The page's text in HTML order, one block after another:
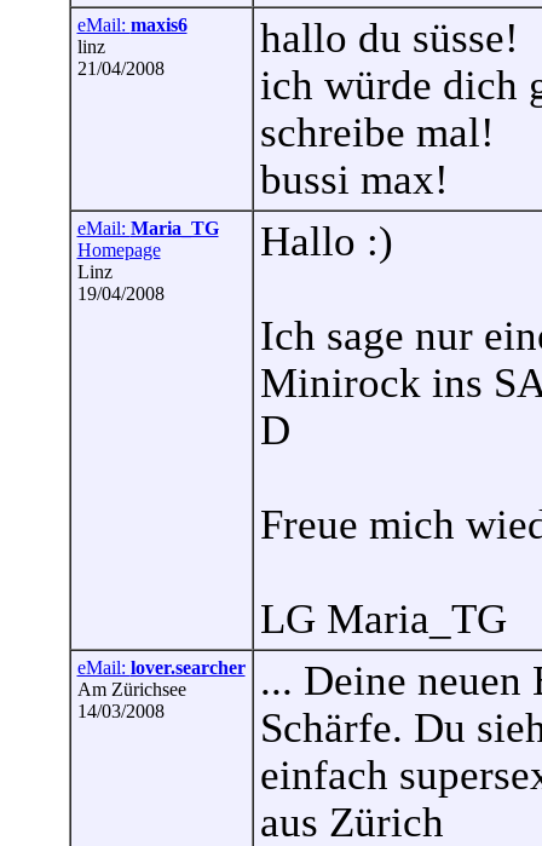
eMail: maxis6
linz
21/04/2008
hallo du süsse!
ich würde dich
schreibe mal!
bussi max!
eMail: Maria_TG
Homepage
Linz
19/04/2008
Hallo :)
Ich sage nur
Minirock ins
D
Freue mich
LG Maria_TG
eMail: lover.searcher
Am Zürichsee
14/03/2008
... Deine
Schärfe. Du
einfach
aus Zürich